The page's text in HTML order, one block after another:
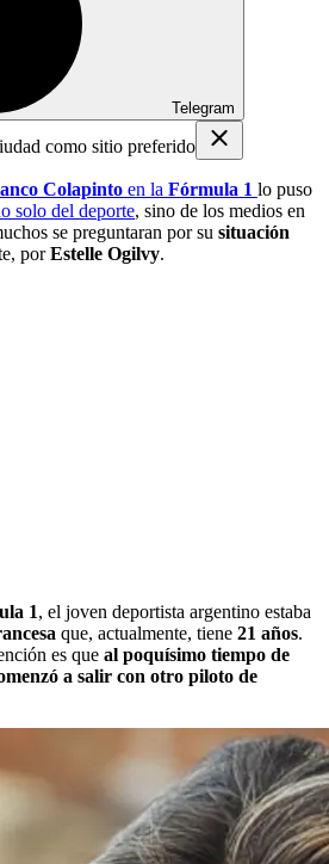
Telegram
como sitio preferido
Colapinto en la Fórmula 1 lo puso
solo del deporte, sino de los medios en
se preguntaran por su situación
porEstelle Ogilvy.
1, el joven deportista argentino estaba
que, actualmente, tiene 21 años.
es que al poquísimo tiempo de
a salir con otro piloto de